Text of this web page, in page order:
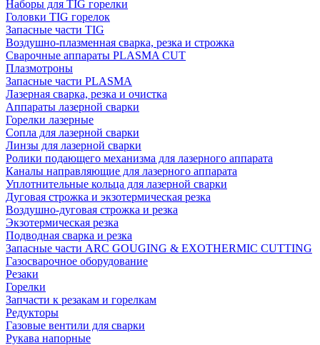
Наборы для TIG горелки
Головки TIG горелок
Запасные части TIG
Воздушно-плазменная сварка, резка и строжка
Сварочные аппараты PLASMA CUT
Плазмотроны
Запасные части PLASMA
Лазерная сварка, резка и очистка
Аппараты лазерной сварки
Горелки лазерные
Сопла для лазерной сварки
Линзы для лазерной сварки
Ролики подающего механизма для лазерного аппарата
Каналы направляющие для лазерного аппарата
Уплотнительные кольца для лазерной сварки
Дуговая строжка и экзотермическая резка
Воздушно-дуговая строжка и резка
Экзотермическая резка
Подводная сварка и резка
Запасные части ARC GOUGING & EXOTHERMIC CUTTING
Газосварочное оборудование
Резаки
Горелки
Запчасти к резакам и горелкам
Редукторы
Газовые вентили для сварки
Рукава напорные